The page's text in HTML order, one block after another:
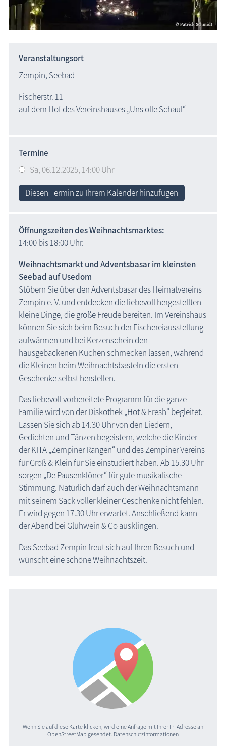
Veranstaltungsort
Zempin, Seebad
Fischerstr. 11
auf dem Hof des Vereinshauses „Uns olle Schaul“
Termine
Sa, 06.12.2025, 14:00Uhr
Diesen Termin zu Ihrem Kalender hinzufügen
Öffnungszeiten des Weihnachtsmarktes:
14:00 bis 18:00 Uhr.
Weihnachtsmarkt und Adventsbasar im kleinsten
Seebad auf Usedom
Stöbern Sie über den Adventsbasar des Heimatvereins
Zempin e. V. und entdecken die liebevoll hergestellten
kleine Dinge, die große Freude bereiten. Im Vereinshaus
können Sie sich beim Besuch der Fischereiausstellung
aufwärmen und bei Kerzenschein den
hausgebackenen Kuchen schmecken lassen, während
die Kleinen beim Weihnachtsbasteln die ersten
Geschenke selbst herstellen.
Das liebevoll vorbereitete Programm für die ganze
Familie wird von der Diskothek „Hot & Fresh“ begleitet.
Lassen Sie sich ab 14.30 Uhr von den Liedern,
Gedichten und Tänzen begeistern, welche die Kinder
der KITA „Zempiner Rangen“ und des Zempiner Vereins
für Groß & Klein für Sie einstudiert haben. Ab 15.30 Uhr
sorgen „De Pausenklöner“ für gute musikalische
Stimmung. Natürlich darf auch der Weihnachtsmann
mit seinem Sack voller kleiner Geschenke nicht fehlen.
Er wird gegen 17.30 Uhr erwartet. Anschließend kann
der Abend bei Glühwein & Co ausklingen.
Das Seebad Zempin freut sich auf Ihren Besuch und
wünscht eine schöne Weihnachtszeit.
Wenn Sie auf diese Karte klicken, wird eine Anfrage mit Ihrer IP-Adresse an
OpenStreetMap gesendet. Datenschutzinformationen